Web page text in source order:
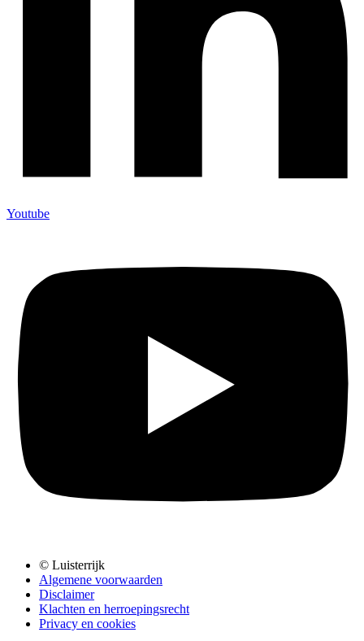
Youtube
© Luisterrijk
Algemene voorwaarden
Disclaimer
Klachten en herroepingsrecht
Privacy en cookies